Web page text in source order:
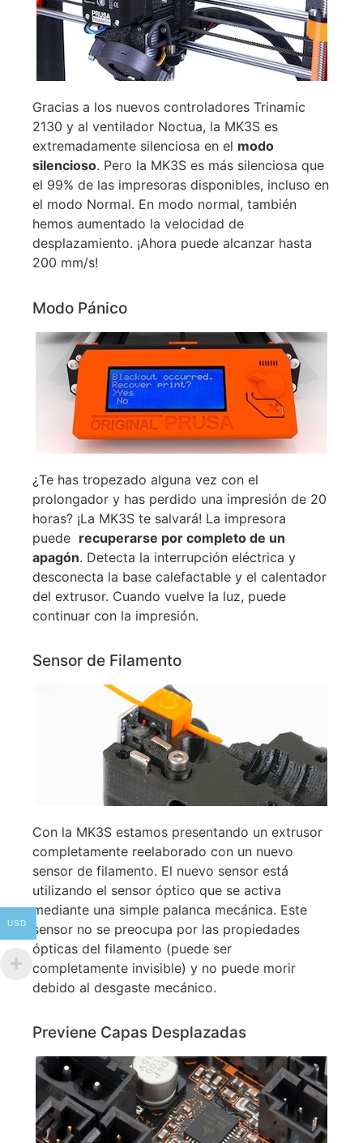
Gracias a los nuevos controladores Trinamic
2130 y al ventilador Noctua, la MK3S es
extremadamente silenciosa en el modo
silencioso. Pero la MK3S es más silenciosa que
el 99% de las impresoras disponibles, incluso en
el modo Normal. En modo normal, también
hemos aumentado la velocidad de
desplazamiento. ¡Ahora puede alcanzar hasta
200 mm/s!
Modo Pánico
¿Te has tropezado alguna vez con el
prolongador y has perdido una impresión de 20
horas? ¡La MK3S te salvará! La impresora
puede recuperarse por completo de un
apagón. Detecta la interrupción eléctrica y
desconecta la base calefactable y el calentador
del extrusor. Cuando vuelve la luz, puede
continuar con la impresión.
Sensor de Filamento
Con la MK3S estamos presentando un extrusor
completamente reelaborado con un nuevo
sensor de filamento. El nuevo sensor está
utilizando el sensor óptico que se activa
mediante una simple palanca mecánica. Este
sensor no se preocupa por las propiedades
ópticas del filamento (puede ser
completamente invisible) y no puede morir
debido al desgaste mecánico.
Previene Capas Desplazadas
USD